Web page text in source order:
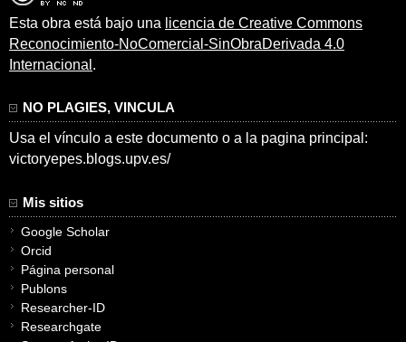
Esta obra está bajo una licencia de Creative Commons
Reconocimiento-NoComercial-SinObraDerivada 4.0
Internacional .
NO PLAGIES, VINCULA
Usa el vínculo a este documento o a la pagina principal:
victoryepes.blogs.upv.es/
Mis sitios
Google Scholar
Orcid
Página personal
Publons
Researcher-ID
Researchgate